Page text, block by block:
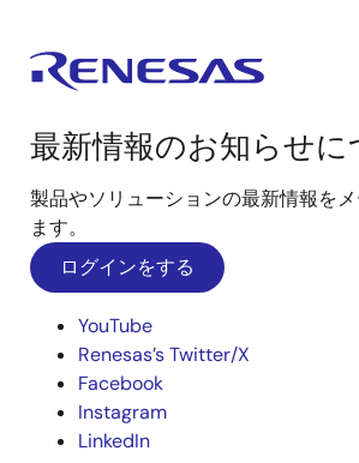
最新情報のお知らせに
製品やソリューションの最新情報を
ます。
ログインをする
YouTube
Renesas’s Twitter/X
Facebook
Instagram
LinkedIn